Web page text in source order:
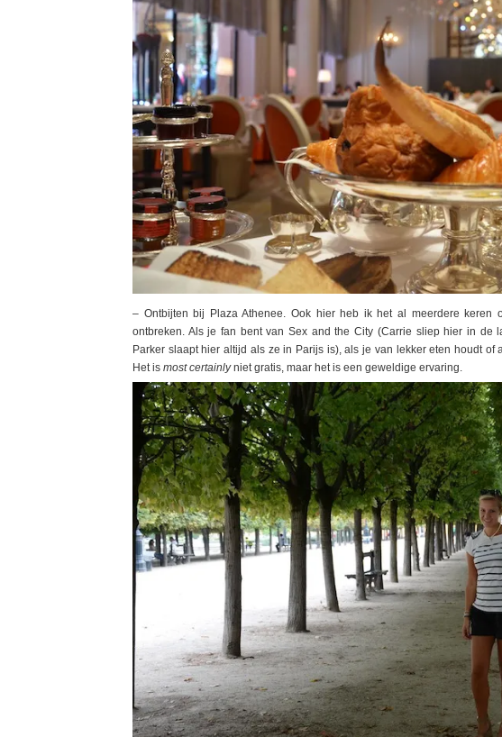
– Ontbijten bij Plaza Athenee. Ook hier heb ik het al meerdere keren
ontbreken. Als je fan bent van Sex and the City (Carrie sliep hier in de
Parker slaapt hier altijd als ze in Parijs is), als je van lekker eten houdt of
Het is most certainlyniet gratis, maar het is een geweldige ervaring.